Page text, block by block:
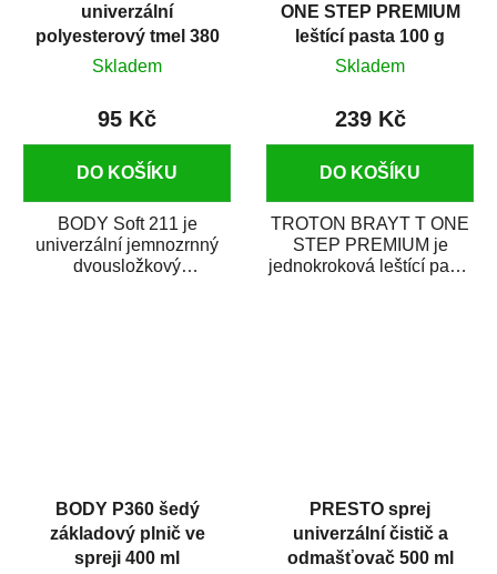
univerzální
polyesterový tmel 380
g
Skladem
95 Kč
DO KOŠÍKU
BODY Soft 211 je
univerzální jemnozrnný
dvousložkový
ONE STEP PREMIUM
leštící pasta 100 g
Skladem
239 Kč
DO KOŠÍKU
TROTON BRAYT T ONE
STEP PREMIUM je
jednokroková leštící pasta
BODY P360 šedý
základový plnič ve
spreji 400 ml
PRESTO sprej
univerzální čistič a
odmašťovač 500 ml